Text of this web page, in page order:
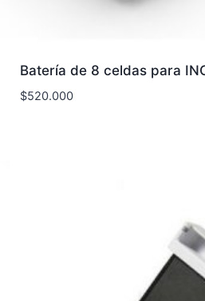
Batería de 8 celdas para
$520.000